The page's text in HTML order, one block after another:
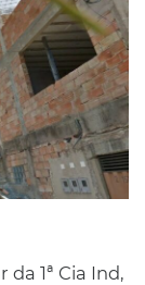
1ª Cia Ind,